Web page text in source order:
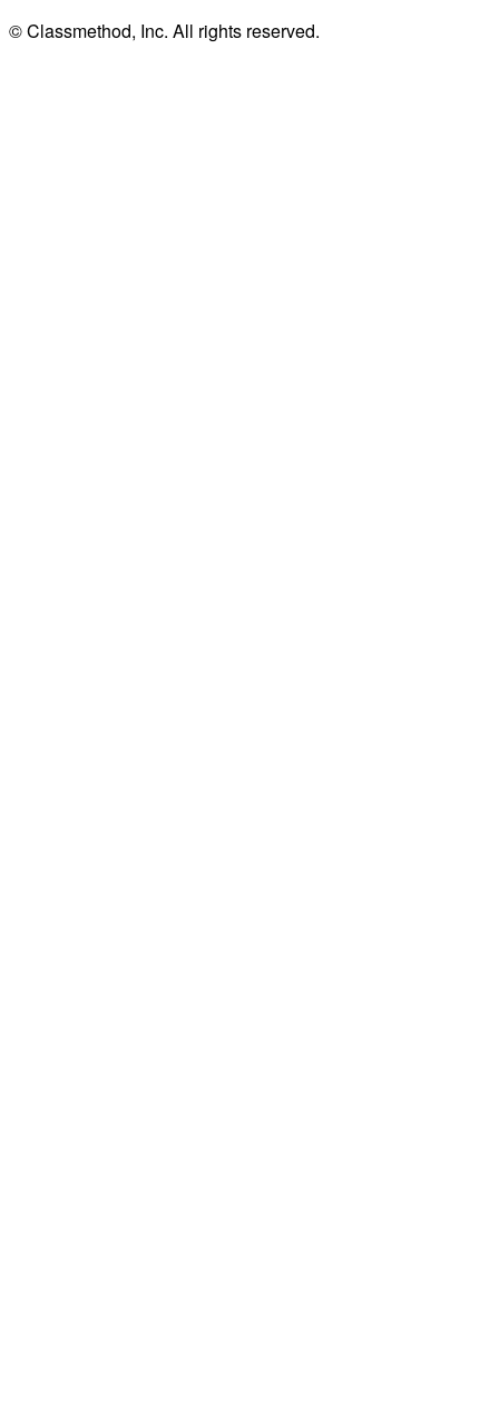
© Classmethod, Inc. All rights reserved.